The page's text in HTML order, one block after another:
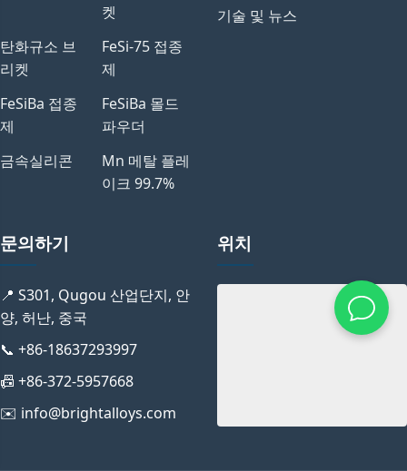
켓
탄화규소 브
리켓
FeSi-75 접종
제
FeSiBa 접종
제
FeSiBa 몰드
파우더
금속실리콘
Mn 메탈 플레
이크 99.7%
기술 및 뉴스
문의하기
📍 S301, Qugou 산업단지, 안
양, 허난, 중국
📞 +86-18637293997
📠 +86-372-5957668
✉️ info@brightalloys.com
위치